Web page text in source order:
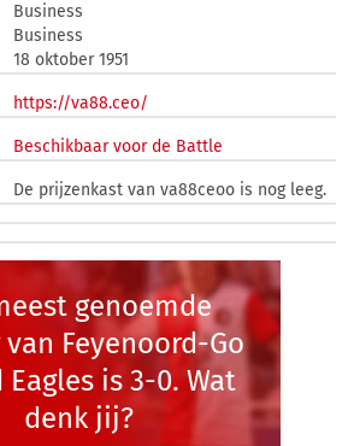
Business
Business
18 oktober 1951
https://va88.ceo/
Beschikbaar voor de Battle
De prijzenkast van va88ceoo is nog leeg.
genoemde
Feyenoord-Go
Eagles is 3-0. Wat
denk jij?